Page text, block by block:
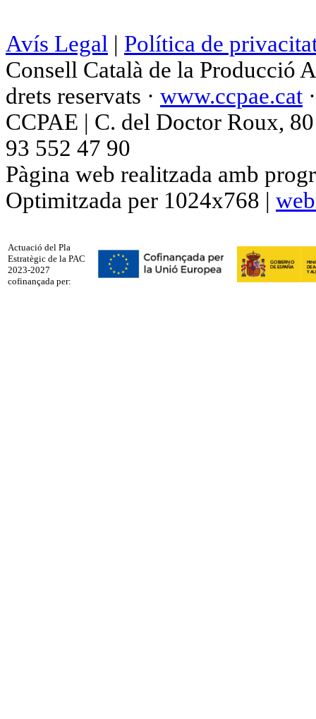
Avís Legal | Política de
Consell Català de la Producció
drets reservats · www.ccpae.cat
CCPAE | C. del Doctor Roux,
93 552 47 90
Pàgina web realitzada amb
Optimitzada per 1024x768 |
Actuació del Pla
Estratègic de la PAC
2023-2027
cofinançada per: